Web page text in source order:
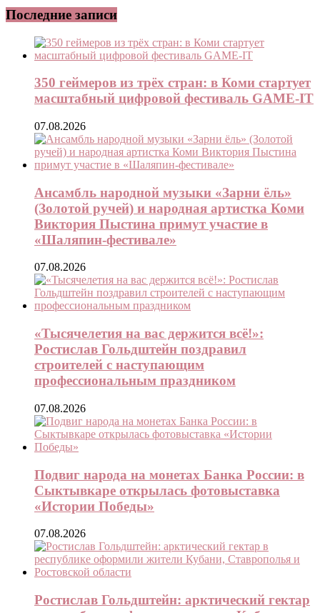
Последние записи
350 геймеров из трёх стран: в Коми стартует
масштабный цифровой фестиваль GAME-IT
07.08.2026
Ансамбль народной музыки «Зарни ёль»
(Золотой ручей) и народная артистка Коми
Виктория Пыстина примут участие в
«Шаляпин-фестивале»
07.08.2026
«Тысячелетия на вас держится всё!»:
Ростислав Гольдштейн поздравил
строителей с наступающим
профессиональным праздником
07.08.2026
Подвиг народа на монетах Банка России: в
Сыктывкаре открылась фотовыставка
«Истории Победы»
07.08.2026
Ростислав Гольдштейн: арктический гектар